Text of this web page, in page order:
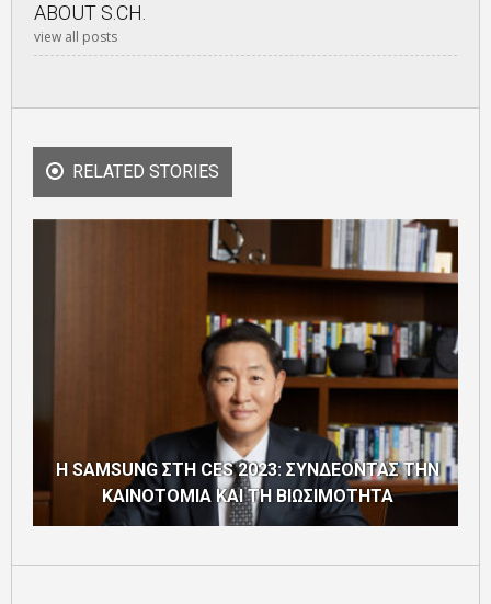
ABOUT S.CH.
view all posts
RELATED STORIES
Η SAMSUNG ΣΤΗ CES 2023: ΣΥΝΔΕΟΝΤΑΣ ΤΗΝ
ΚΑΙΝΟΤΟΜΙΑ ΚΑΙ ΤΗ ΒΙΩΣΙΜΟΤΗΤΑ